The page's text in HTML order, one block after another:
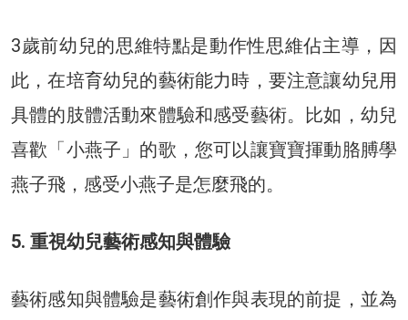
3歲前幼兒的思維特點是動作性思維佔主導，因
此，在培育幼兒的藝術能力時，要注意讓幼兒用
具體的肢體活動來體驗和感受藝術。比如，幼兒
喜歡「小燕子」的歌，您可以讓寶寶揮動胳膊學
燕子飛，感受小燕子是怎麼飛的。
5. 重視幼兒藝術感知與體驗
藝術感知與體驗是藝術創作與表現的前提，並為